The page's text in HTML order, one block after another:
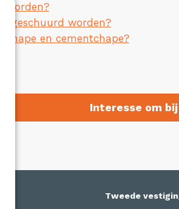
worden?
geschuurd worden?
en cementchape?
Interesse om
Tweede